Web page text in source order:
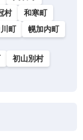
村
和寒町
町 幌加内町
初山別村